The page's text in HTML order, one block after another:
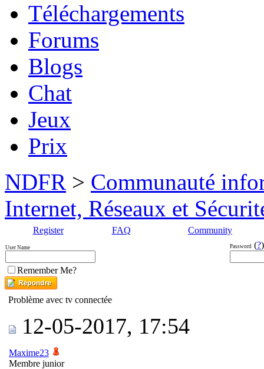
Téléchargements
Forums
Blogs
Chat
Jeux
Prix
NDFR > Communauté
Internet, Réseaux et
Register FAQ Community
User Name Password (?)
Remember Me?
Problème avec tv connectée
12-05-2017, 17:54
Maxime23
Membre junior